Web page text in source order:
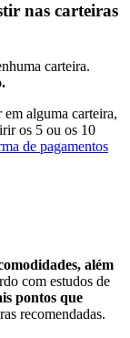
nas carteiras
carteira.
alguma carteira,
os 5 ou os 10
de pagamentos
além
com estudos de
pontos que
recomendadas.